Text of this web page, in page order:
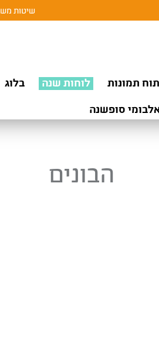
שיטות
תמונות לוחות שנה בלוג
סופשנה
הבונים